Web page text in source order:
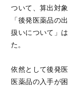
ついて、算出対
「後発医薬品の
扱いについて」
た。
依然として後発
医薬品の入手が